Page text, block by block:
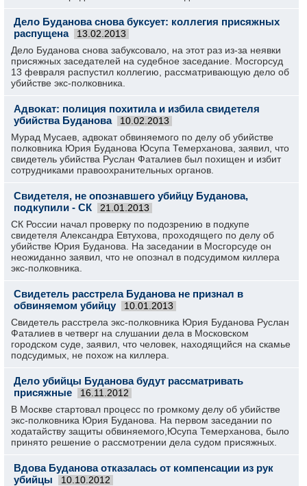
Дело Буданова снова буксует: коллегия присяжных
распущена
13.02.2013
Дело Буданова снова забуксовало, на этот раз из-за неявки
присяжных заседателей на судебное заседание. Мосгорсуд
13 февраля распустил коллегию, рассматривающую дело об
убийстве экс-полковника.
Адвокат: полиция похитила и избила свидетеля
убийства Буданова
10.02.2013
Мурад Мусаев, адвокат обвиняемого по делу об убийстве
полковника Юрия Буданова Юсупа Темерханова, заявил, что
свидетель убийства Руслан Фаталиев был похищен и избит
сотрудниками правоохранительных органов.
Свидетеля, не опознавшего убийцу Буданова,
подкупили - СК
21.01.2013
СК России начал проверку по подозрению в подкупе
свидетеля Александра Евтухова, проходящего по делу об
убийстве Юрия Буданова. На заседании в Мосгорсуде он
неожиданно заявил, что не опознал в подсудимом киллера
экс-полковника.
Свидетель расстрела Буданова не признал в
обвиняемом убийцу
10.01.2013
Свидетель расстрела экс-полковника Юрия Буданова Руслан
Фаталиев в четверг на слушании дела в Московском
городском суде, заявил, что человек, находящийся на скамье
подсудимых, не похож на киллера.
Дело убийцы Буданова будут рассматривать
присяжные
16.11.2012
В Москве стартовал процесс по громкому делу об убийстве
экс-полковника Юрия Буданова. На первом заседании по
ходатайству защиты обвиняемого,Юсупа Темерханова, было
принято решение о рассмотрении дела судом присяжных.
Вдова Буданова отказалась от компенсации из рук
убийцы
10.10.2012